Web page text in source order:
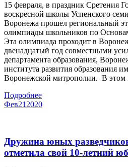
15 февраля, в праздник Сретения
воскресной школы Успенского
Воронежа прошел региональный
олимпиады школьников по
Эта олимпиада проходит в
двенадцатый год совместными
департамента образования,
института развития образования
Воронежской митрополии. В
Подробнее
Фев212020
Дружина юных
отметила свой 10-летний